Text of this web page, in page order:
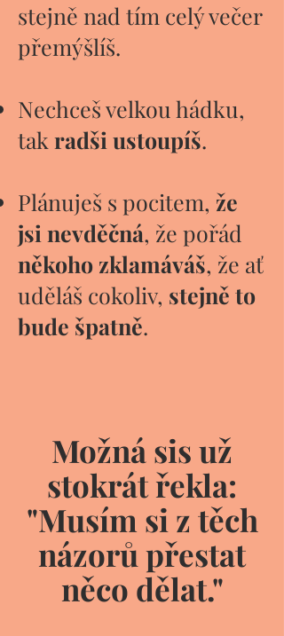
stejně nad tím celý večer
přemýšlíš.
Nechceš velkou hádku,
tak radši ustoupíš. ​
Plánuješ s pocitem, že
jsi nevděčná, že pořád
někoho zklamáváš, že ať
uděláš cokoliv, stejně to
bude špatně.
Možná sis už
stokrát řekla:
"Musím si z těch
názorů přestat
něco dělat."